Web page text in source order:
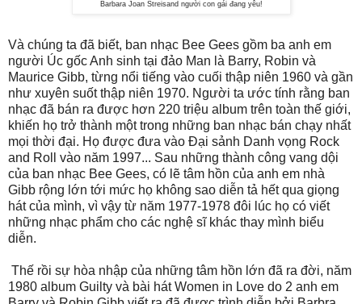
Barbara Joan Streisand người con gái đang yêu!
Và chúng ta đã biết, ban nhạc Bee Gees gồm ba anh em
người Úc gốc Anh sinh tại đảo Man là Barry, Robin và
Maurice Gibb, từng nổi tiếng vào cuối thập niên 1960 và gần
như xuyên suốt thập niên 1970. Người ta ước tính rằng ban
nhạc đã bán ra được hơn 220 triệu album trên toàn thế giới,
khiến họ trở thành một trong những ban nhạc bán chạy nhất
mọi thời đại. Họ được đưa vào Đại sảnh Danh vọng Rock
and Roll vào năm 1997... Sau những thành công vang dội
của ban nhạc Bee Gees, có lẽ tâm hồn của anh em nhà
Gibb rộng lớn tới mức họ không sao diễn tả hết qua giọng
hát của mình, vì vậy từ năm 1977-1978 đôi lúc họ có viết
những nhạc phẩm cho các nghệ sĩ khác thay mình biểu
diễn.
Thế rồi sự hòa nhập của những tâm hồn lớn đã ra đời, năm
1980 album Guilty và bài hát Women in Love do 2 anh em